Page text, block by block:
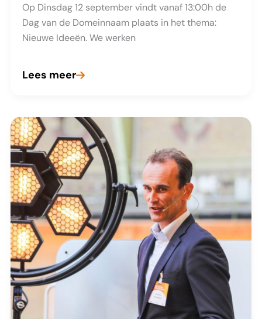
Op Dinsdag 12 september vindt vanaf 13:00h de
Dag van de Domeinnaam plaats in het thema:
Nieuwe Ideeën. We werken
Dag
de
Domeinnaam
2023:
Locatie
bekend
Lees meer